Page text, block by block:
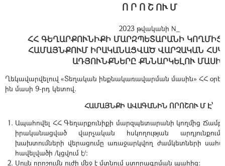
Ո Ր Ո Շ ՈՒ Մ
2023 թվականի N_
ՀՀ ԳԵՂԱՐՔՈՒՆԻՔԻ ՄԱՐԶՊԵՏԱՐԱՆԻ ԿՈՂՄԻՑ
ՀԱՄԱՅՆՔՈՒՄ ԻՐԱԿԱՆԱՑՎԱԾ ՎԱՐՉԱԿԱՆ
ԱԴՅՈՒՆՔՆԵՐԸ ՔՆՆԱՐԿԵԼՈՒ
Ղեկավարվելուվ «Տեղական ինքնակառավարման մասին» ՀՀ
ին մասի 9-րդ կետով.
ՀԱՄԱՅՆՔԻ ԱՎԱԳԱՆԻՆ ՈՐՈՇՈՒ Մ Է՝
Ապահովել ՀՀ Գեղարքունիքի մարզպետարանի կողմից
իրականացված վարչական հսկողության
խախտումների վերացումը առաջարկվող ժամկետների
հավելվածի /կցվում է/:
Սույն որոշումն ուժի մեջ է մտնում ստորագրման պահից: